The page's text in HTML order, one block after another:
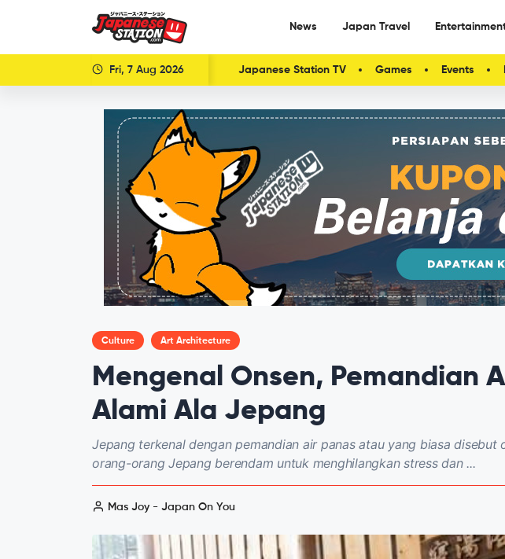
News Japan Travel
Fri, 7 Aug 2026 Japanese Station TV Games Events
Culture Art Architecture
Mengenal Onsen, Pemandian
Alami Ala Jepang
Jepang terkenal dengan pemandian air panas atau yang biasa disebut
orang-orang Jepang berendam untuk menghilangkan stress dan ...
Mas Joy - Japan On You